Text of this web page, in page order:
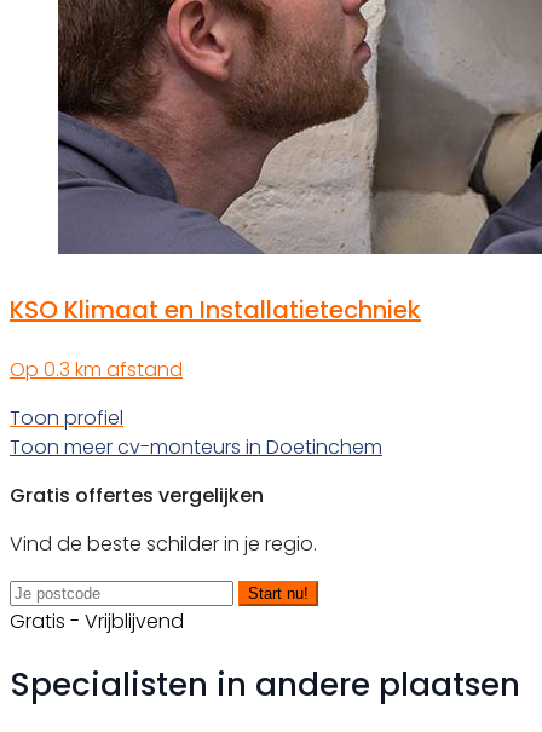
KSO Klimaat en Installatietechniek
Op 0.3 km afstand
Toon profiel
Toon meer cv-monteurs in Doetinchem
Gratis offertes vergelijken
Vind de beste schilder in je regio.
Start nu!
Gratis - Vrijblijvend
Specialisten in andere plaatsen